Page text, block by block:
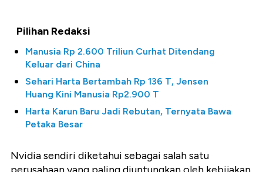
Pilihan Redaksi
Manusia Rp 2.600 Triliun Curhat Ditendang
Keluar dari China
Sehari Harta Bertambah Rp 136 T, Jensen
Huang Kini Manusia Rp2.900 T
Harta Karun Baru Jadi Rebutan, Ternyata Bawa
Petaka Besar
Nvidia sendiri diketahui sebagai salah satu